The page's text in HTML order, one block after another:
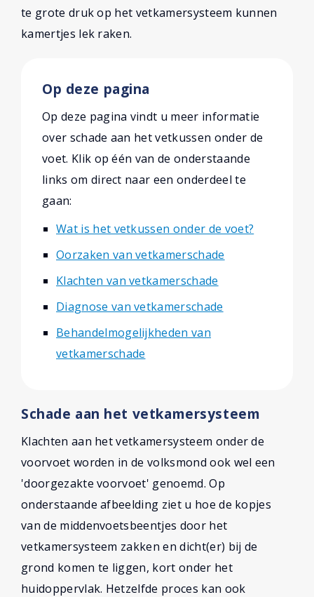
te grote druk op het vetkamersysteem kunnen
kamertjes lek raken.
Op deze pagina
Op deze pagina vindt u meer informatie
over schade aan het vetkussen onder de
voet. Klik op één van de onderstaande
links om direct naar een onderdeel te
gaan:
Wat is het vetkussen onder de voet?
Oorzaken van vetkamerschade
Klachten van vetkamerschade
Diagnose van vetkamerschade
Behandelmogelijkheden van
vetkamerschade
Schade aan het vetkamersysteem
Klachten aan het vetkamersysteem onder de
voorvoet worden in de volksmond ook wel een
'doorgezakte voorvoet' genoemd. Op
onderstaande afbeelding ziet u hoe de kopjes
van de middenvoetsbeentjes door het
vetkamersysteem zakken en dicht(er) bij de
grond komen te liggen, kort onder het
huidoppervlak. Hetzelfde proces kan ook